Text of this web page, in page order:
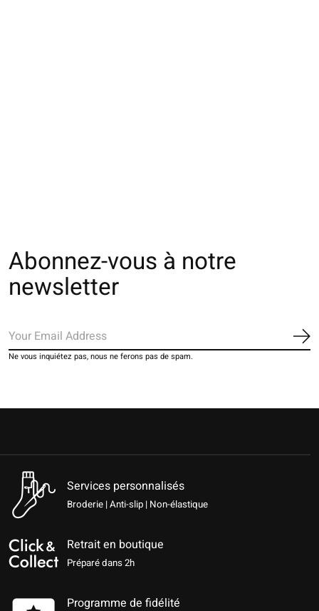
Abonnez-vous à notre
newsletter
Ne vous inquiétez pas, nous ne ferons pas de spam.
Services personnalisés
Broderie | Anti-slip | Non-élastique
Retrait en boutique
Préparé dans 2h
Programme de fidélité